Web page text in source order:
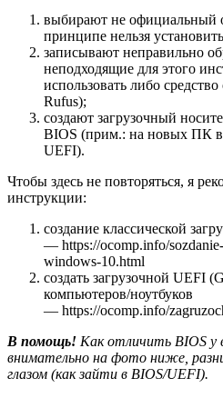
выбирают не официальный
принципе нельзя
записывают неправильно
неподходящие для этого
использовать либо
Rufus);
создают загрузочный
BIOS (прим.: на новых ПК
UEFI).
Чтобы здесь не повторяться, я
инструкции:
создание классической
— https://ocomp.info/
windows-10.html
создать загрузочной UEFI
компьютеров/ноутбуков
— https://ocomp.info/
В помощь! Как отличить BIOS у
внимательно на фото ниже,
глазом (как зайти в BIOS/UEFI).